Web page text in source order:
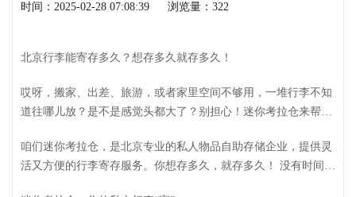
时间：2025-02-28 07:08:39 浏览量：322
北京行李能寄存多久？想存多久就存多久！
哎呀，搬家、出差、旅游，或者家里空间不够用，一堆行李不知
道往哪儿放？是不是感觉头都大了？别担心！迷你考拉仓来帮你
咱们迷你考拉仓，是北京专业的私人物品自助存储企业，提供灵
活又方便的行李寄存服务。你想存多久，就存多久！ 没有时间限